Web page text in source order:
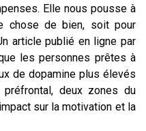
Elle nous pousse à
chose de bien, soit pour
article publié en ligne par
les personnes prêtes à
de dopamine plus élevés
deux zones du
sur la motivation et la